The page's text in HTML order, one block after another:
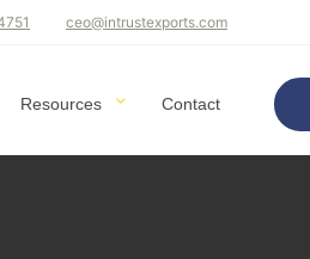
Resources Contact
ceo@intrustexports.com